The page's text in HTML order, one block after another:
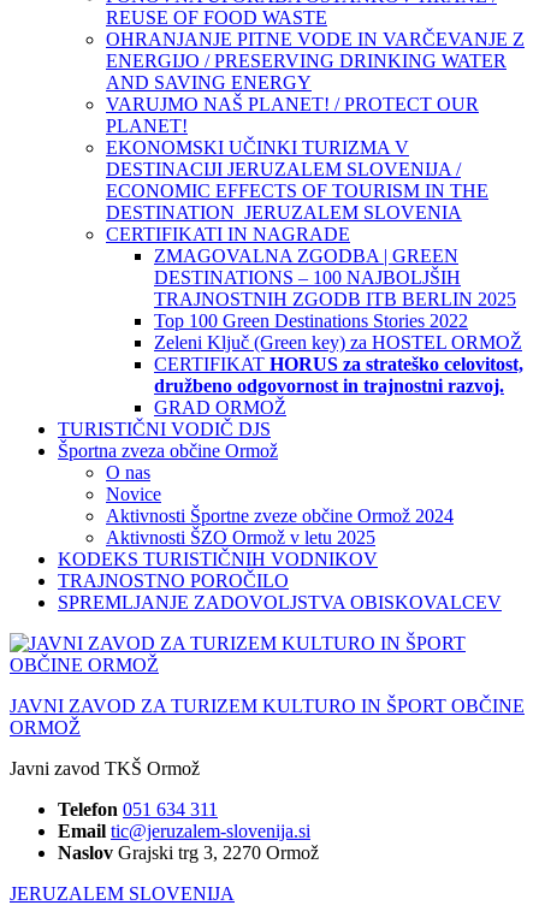
REUSE OF FOOD WASTE
OHRANJANJE PITNE VODE IN VARČEVANJE Z
ENERGIJO / PRESERVING DRINKING WATER
AND SAVING ENERGY
VARUJMO NAŠ PLANET! / PROTECT OUR
PLANET!
EKONOMSKI UČINKI TURIZMA V
DESTINACIJI JERUZALEM SLOVENIJA /
ECONOMIC EFFECTS OF TOURISM IN THE
DESTINATION JERUZALEM SLOVENIA
CERTIFIKATI IN NAGRADE
ZMAGOVALNA ZGODBA | GREEN
DESTINATIONS – 100 NAJBOLJŠIH
TRAJNOSTNIH ZGODB ITB BERLIN 2025
Top 100 Green Destinations Stories 2022
Zeleni Ključ (Green key) za HOSTEL ORMOŽ
CERTIFIKAT HORUS za strateško celovitost,
družbeno odgovornost in trajnostni razvoj.
GRAD ORMOŽ
TURISTIČNI VODIČ DJS
Športna zveza občine Ormož
O nas
Novice
Aktivnosti Športne zveze občine Ormož 2024
Aktivnosti ŠZO Ormož v letu 2025
KODEKS TURISTIČNIH VODNIKOV
TRAJNOSTNO POROČILO
SPREMLJANJE ZADOVOLJSTVA OBISKOVALCEV
JAVNI ZAVOD ZA TURIZEM KULTURO IN ŠPORT OBČINE
ORMOŽ
Javni zavod TKŠ Ormož
Telefon 051 634 311
Email tic@jeruzalem-slovenija.si
Naslov Grajski trg 3, 2270 Ormož
JERUZALEM SLOVENIJA